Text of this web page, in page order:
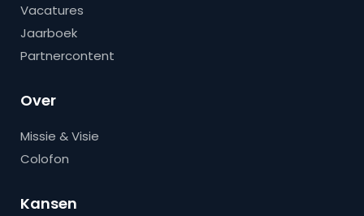
Vacatures
Jaarboek
Partnercontent
Over
Missie & Visie
Colofon
Kansen